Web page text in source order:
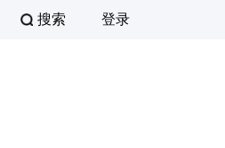
登录
搜索